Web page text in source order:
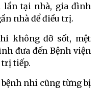
lần tại nhà, gia đình
nhà để điều trị.
không đỡ sốt, mệt
đưa đến Bệnh viện
trị tiếp.
nhi cũng từng bị